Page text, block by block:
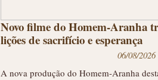
Novo filme do Homem-Aranha
lições de sacrifício e esperança
06/08/
A nova produção do Homem-Aranha